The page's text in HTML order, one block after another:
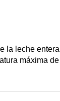
la leche
máxima